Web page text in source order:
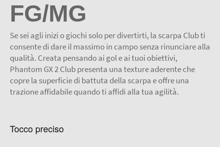
FG/MG
Se sei agli inizi o giochi solo per divertirti, la scarpa Club ti
consente di dare il massimo in campo senza rinunciare alla
qualità. Creata pensando ai gol e ai tuoi obiettivi,
Phantom GX 2 Club presenta una texture aderente che
copre la superficie di battuta della scarpa e offre una
trazione affidabile quando ti affidi alla tua agilità.
Tocco preciso